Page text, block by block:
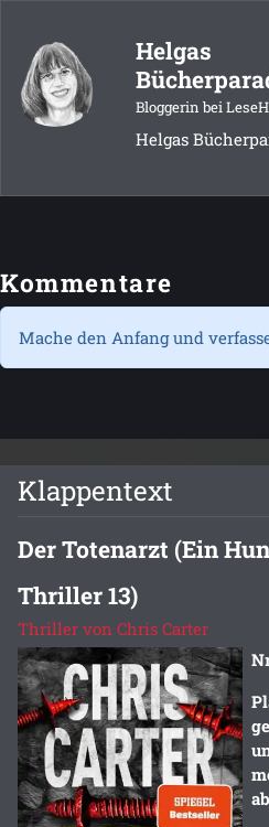
Helgas
Bloggerin bei
Helgas
Kommentare
Mache den Anfang und
Klappentext
Der Totenarzt (Ein
Thriller 13)
Thriller von Chris Carter